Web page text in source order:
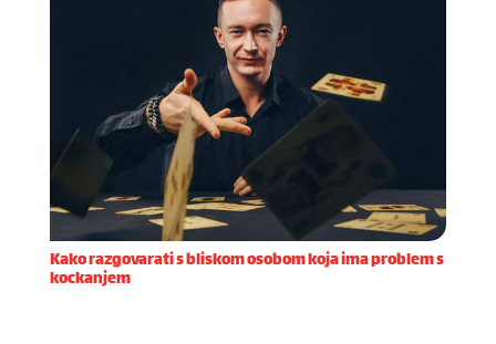
Kako razgovarati s bliskom osobom koja ima problem s
kockanjem